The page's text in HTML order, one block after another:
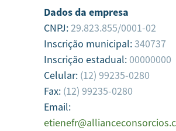
Dados da empresa
CNPJ:29.823.855/0001-02
Inscrição municipal:340737
Inscrição estadual: 00000000
Celular: (12) 99235-0280
Fax: (12) 99235-0280
Email: